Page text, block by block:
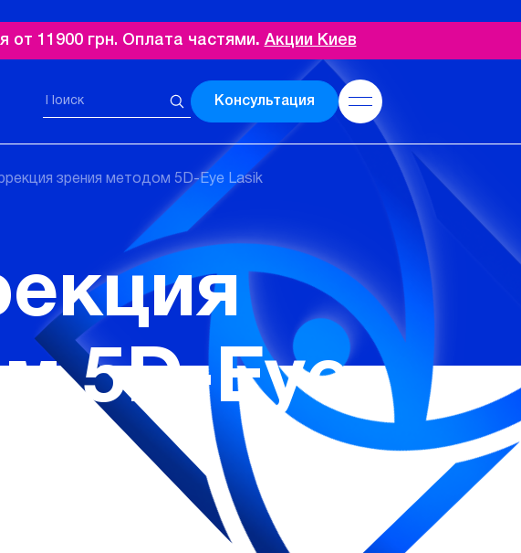
11900 грн. Оплата частями. Акции Киев
Консультация
зрения методом 5D-Eye Lasik
5D-Eye